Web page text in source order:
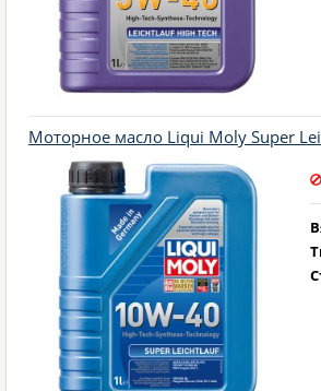
Моторное масло Liqui Moly Super